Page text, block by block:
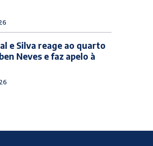
e Silva reage ao quarto
Neves e faz apelo à